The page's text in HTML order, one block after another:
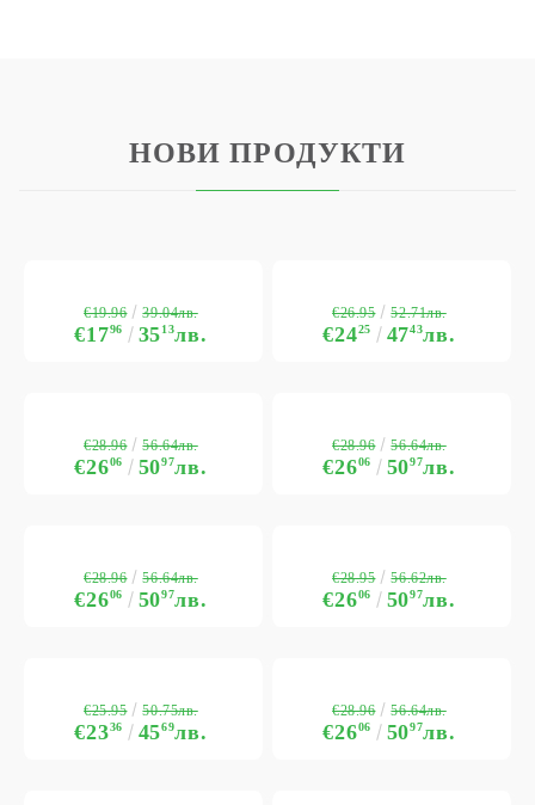
НОВИ ПРОДУКТИ
€1796 3513лв.
€19.96 39.04лв.
€2425 4743лв.
€26.95 52.71лв.
€2606 5097лв.
€28.96 56.64лв.
€2606 5097лв.
€28.96 56.64лв.
€2606 5097лв.
€28.96 56.64лв.
€2606 5097лв.
€28.95 56.62лв.
€2336 4569лв.
€25.95 50.75лв.
€2606 5097лв.
€28.96 56.64лв.